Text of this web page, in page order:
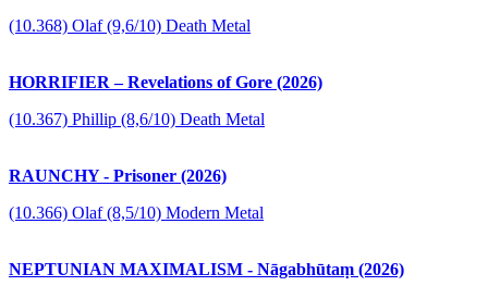
(10.368) Olaf (9,6/10) Death Metal
HORRIFIER – Revelations of Gore (2026)
(10.367) Phillip (8,6/10) Death Metal
RAUNCHY - Prisoner (2026)
(10.366) Olaf (8,5/10) Modern Metal
NEPTUNIAN MAXIMALISM - Nāgabhūtaṃ (2026)